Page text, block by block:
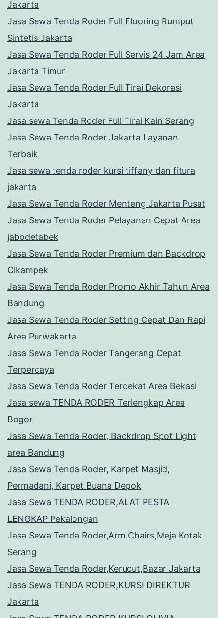
Jakarta
Jasa Sewa Tenda Roder Full Flooring Rumput
Sintetis Jakarta
Jasa Sewa Tenda Roder Full Servis 24 Jam Area
Jakarta Timur
Jasa Sewa Tenda Roder Full Tirai Dekorasi
Jakarta
Jasa sewa Tenda Roder Full Tirai Kain Serang
Jasa Sewa Tenda Roder Jakarta Layanan
Terbaik
Jasa sewa tenda roder kursi tiffany dan fitura
jakarta
Jasa Sewa Tenda Roder Menteng Jakarta Pusat
Jasa Sewa Tenda Roder Pelayanan Cepat Area
jabodetabek
Jasa Sewa Tenda Roder Premium dan Backdrop
Cikampek
Jasa Sewa Tenda Roder Promo Akhir Tahun Area
Bandung
Jasa Sewa Tenda Roder Setting Cepat Dan Rapi
Area Purwakarta
Jasa Sewa Tenda Roder Tangerang Cepat
Terpercaya
Jasa Sewa Tenda Roder Terdekat Area Bekasi
Jasa sewa TENDA RODER Terlengkap Area
Bogor
Jasa Sewa Tenda Roder, Backdrop Spot Light
area Bandung
Jasa Sewa Tenda Roder, Karpet Masjid,
Permadani, Karpet Buana Depok
Jasa Sewa TENDA RODER,ALAT PESTA
LENGKAP Pekalongan
Jasa Sewa Tenda Roder,Arm Chairs,Meja Kotak
Serang
Jasa Sewa Tenda Roder,Kerucut,Bazar Jakarta
Jasa Sewa TENDA RODER,KURSI DIREKTUR
Jakarta